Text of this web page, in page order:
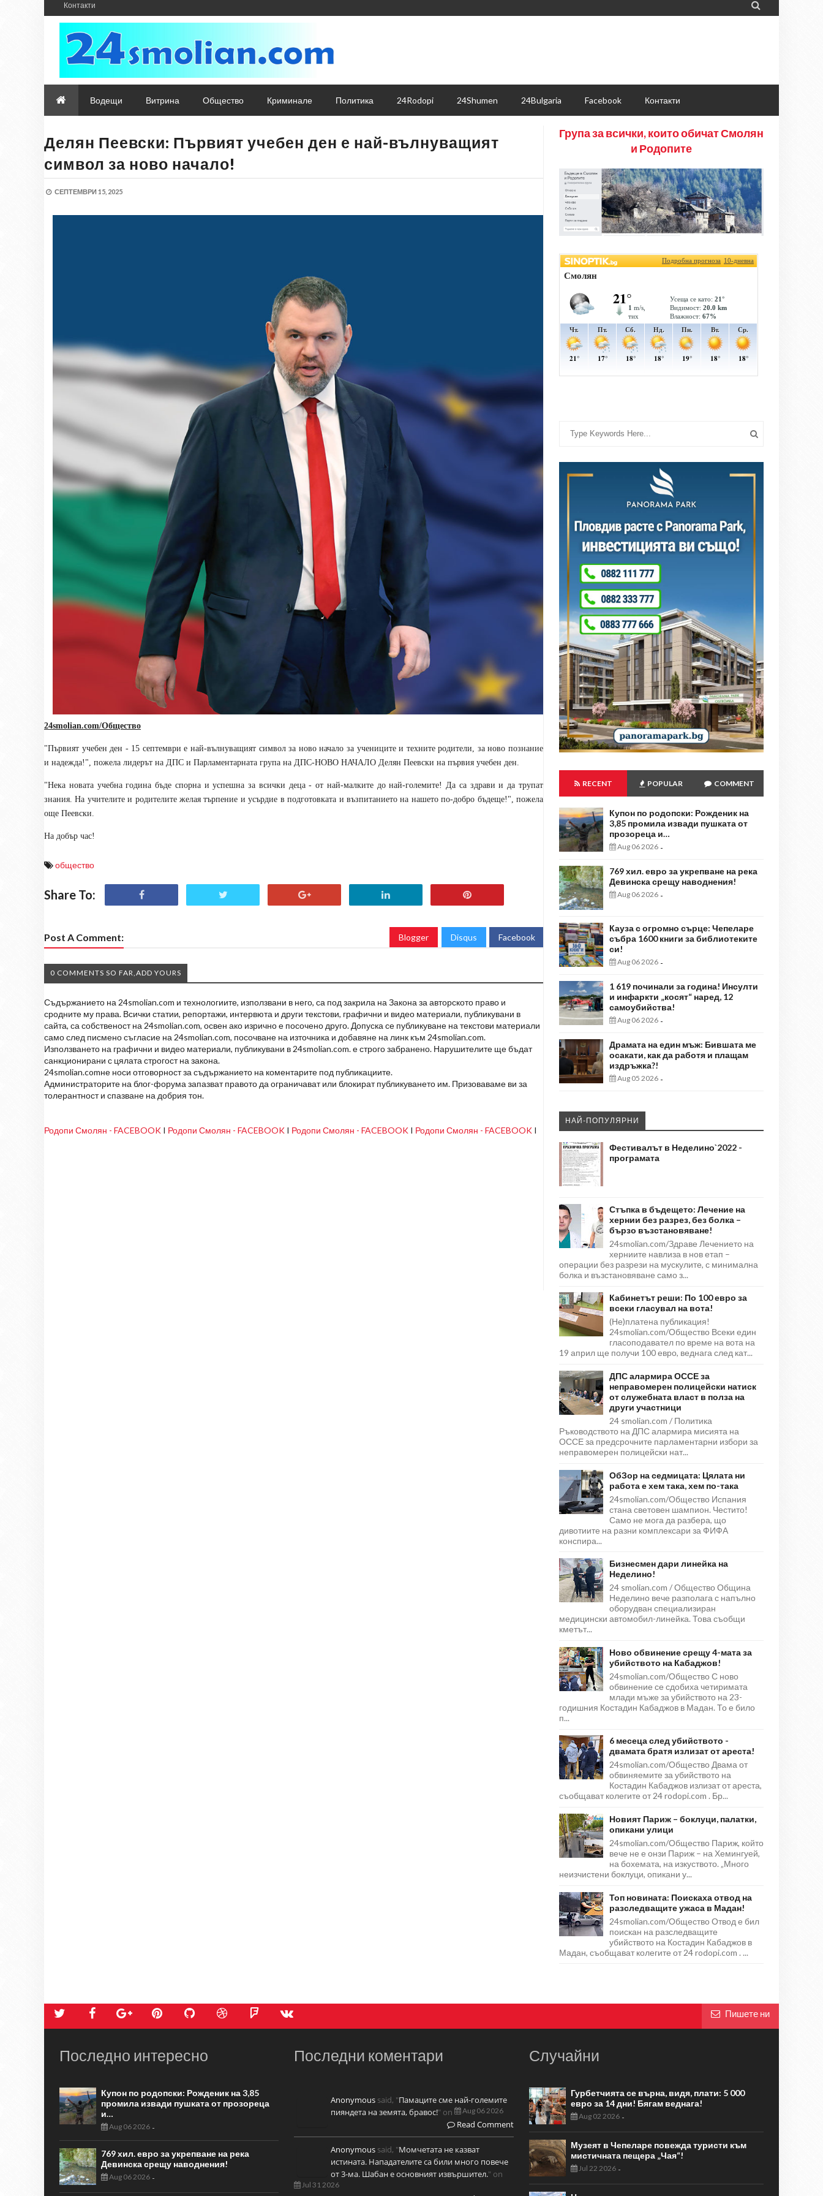
Контакти 
Водещи Витрина Общество Криминале Политика 24Rodopi 24Shumen 24Bulgaria Facebook Контакти
Делян Пеевски: Първият учебен ден е най-вълнуващият
символ за ново начало!
СЕПТЕМВРИ 15, 2025
24smolian.com/Общество
"Първият учебен ден - 15 септември е най-вълнуващият символ за ново начало за учениците и техните родители, за ново познание
и надежда!", пожела лидерът на ДПС и Парламентарната група на ДПС-НОВО НАЧАЛО Делян Пеевски на първия учебен ден.
"Нека новата учебна година бъде спорна и успешна за всички деца - от най-малките до най-големите! Да са здрави и да трупат
знания. На учителите и родителите желая търпение и усърдие в подготовката и възпитанието на нашето по-добро бъдеще!", пожела
още Пеевски.
На добър час!
общество
Share To:
Post A Comment: Blogger Disqus Facebook
0 COMMENTS SO FAR,ADD YOURS
Съдържанието на 24smolian.com и технологиите, използвани в него, са под закрила на Закона за авторското право и
сродните му права. Всички статии, репортажи, интервюта и други текстови, графични и видео материали, публикувани в
сайта, са собственост на 24smolian.com, освен ако изрично е посочено друго. Допуска се публикуване на текстови материали
само след писмено съгласие на 24smolian.com, посочване на източника и добавяне на линк към 24smolian.com.
Използването на графични и видео материали, публикувани в 24smolian.com. е строго забранено. Нарушителите ще бъдат
санкционирани с цялата строгост на закона.
24smolian.comне носи отговорност за съдържанието на коментарите под публикациите.
Администраторите на блог-форума запазват правото да ограничават или блокират публикуването им. Призоваваме ви за
толерантност и спазване на добрия тон.
Родопи Смолян - FACEBOOK I Родопи Смолян - FACEBOOK I Родопи Смолян - FACEBOOK I Родопи Смолян - FACEBOOK I
Група за всички, които обичат Смолян
и Родопите
RECENT POPULAR COMMENT
Купон по родопски: Рожденик на
3,85 промила извади пушката от
прозореца и…
Aug 06 2026 -
769 хил. евро за укрепване на река
Девинска срещу наводнения!
Aug 06 2026 -
Кауза с огромно сърце: Чепеларе
събра 1600 книги за библиотеките
си!
Aug 06 2026 -
1 619 починали за година! Инсулти
и инфаркти „косят“ наред, 12
самоубийства!
Aug 06 2026 -
Драмата на един мъж: Бившата ме
осакати, как да работя и плащам
издръжка?!
Aug 05 2026 -
НАЙ-ПОПУЛЯРНИ
Фестивалът в Неделино`2022 -
програмата
Стъпка в бъдещето: Лечение на
хернии без разрез, без болка –
бързо възстановяване!
24smolian.com/Здраве Лечението на
херниите навлиза в нов етап –
операции без разрези на мускулите, с минимална
болка и възстановяване само з...
Кабинетът реши: По 100 евро за
всеки гласувал на вота!
(Не)платена публикация!
24smolian.com/Общество Всеки един
гласоподавател по време на вота на
19 април ще получи 100 евро, веднага след кат...
ДПС алармира ОССЕ за
неправомерен полицейски натиск
от служебната власт в полза на
други участници
24 smolian.com / Политика
Ръководството на ДПС алармира мисията на
ОССЕ за предсрочните парламентарни избори за
неправомерен полицейски нат...
ОбЗор на седмицата: Цялата ни
работа е хем така, хем по-така
24smolian.com/Общество Испания
стана световен шампион. Честито!
Само не мога да разбера, що
дивотиите на разни комплексари за ФИФА
конспира...
Бизнесмен дари линейка на
Неделино!
24 smolian.com / Общество Община
Неделино вече разполага с напълно
оборудван специализиран
медицински автомобил-линейка. Това съобщи
кметът...
Ново обвинение срещу 4-мата за
убийството на Кабаджов!
24smolian.com/Общество С ново
обвинение се сдобиха четиримата
млади мъже за убийството на 23-
годишния Костадин Кабаджов в Мадан. То е било
п...
6 месеца след убийството -
двамата братя излизат от ареста!
24smolian.com/Общество Двама от
обвиняемите за убийството на
Костадин Кабаджов излизат от ареста,
съобщават колегите от 24 rodopi.com . Бр...
Новият Париж – боклуци, палатки,
опикани улици
24smolian.com/Общество Париж, който
вече не е онзи Париж – на Хемингуей,
на бохемата, на изкуството. „Много
неизчистени боклуци, опикани у...
Топ новината: Поискаха отвод на
разследващите ужаса в Мадан!
24smolian.com/Общество Отвод е бил
поискан на разследващите
убийството на Костадин Кабаджов в
Мадан, съобщават колегите от 24 rodopi.com . ...
Пишете ни
Последно интересно
Купон по родопски: Рожденик на 3,85
промила извади пушката от прозореца
и…
Aug 06 2026 -
769 хил. евро за укрепване на река
Девинска срещу наводнения!
Aug 06 2026 -
Последни коментари
Anonymous said, "Памаците сме най-големите
пияндета на земята, бравос!" on Aug 06 2026
Read Comment
Anonymous said, "Момчетата не казват
истината. Нападателите са били много повече
от 3-ма. Шабан е основният извършител." on
Jul 31 2026
Случайни
Гурбетчията се върна, видя, плати: 5 000
евро за 14 дни! Бягам веднага!
Aug 02 2026-
Музеят в Чепеларе повежда туристи към
мистичната пещера „Чая“!
Jul 22 2026-